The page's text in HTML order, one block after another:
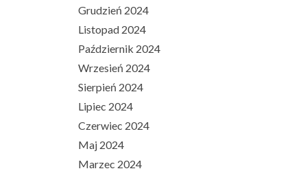
Grudzień 2024
Listopad 2024
Październik 2024
Wrzesień 2024
Sierpień 2024
Lipiec 2024
Czerwiec 2024
Maj 2024
Marzec 2024